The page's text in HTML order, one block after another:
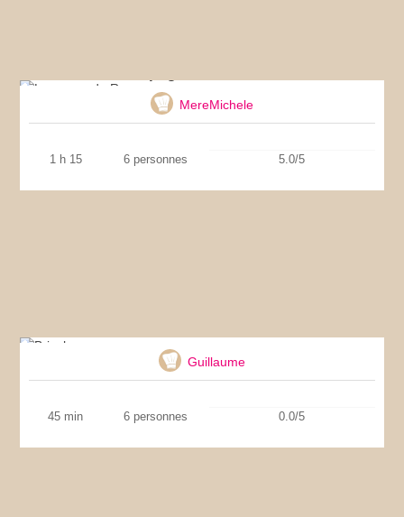
MereMichele
1 h 15 6 personnes 5.0/5
Guillaume
45 min 6 personnes 0.0/5